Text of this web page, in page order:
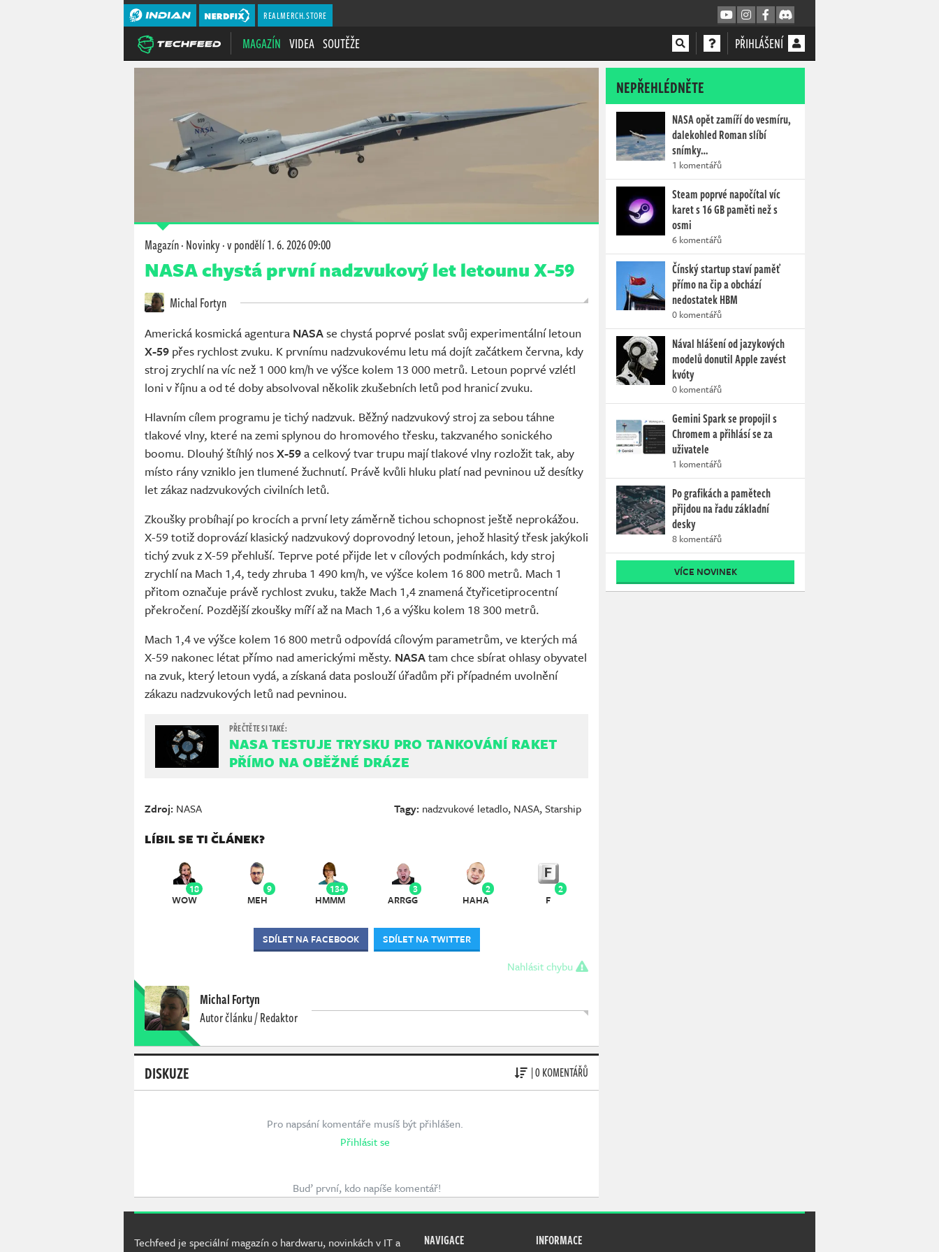
REALMERCH.STORE
MAGAZÍN VIDEA SOUTĚŽE PŘIHLÁŠENÍ
Magazín·Novinky·v pondělí1. 6. 2026 09:00
NASA chystá první nadzvukový let letounu X-59
Michal Fortyn
Americká kosmická agentura NASAse chystá poprvé poslat svůj experimentální letoun
X-59 přes rychlost zvuku. K prvnímu nadzvukovému letu má dojít začátkem června, kdy
stroj zrychlí na víc než 1 000 km/h ve výšce kolem 13 000 metrů. Letoun poprvé vzlétl
loni v říjnu a od té doby absolvoval několik zkušebních letů pod hranicí zvuku.
Hlavním cílem programu je tichý nadzvuk. Běžný nadzvukový stroj za sebou táhne
tlakové vlny, které na zemi splynou do hromového třesku, takzvaného sonického
boomu. Dlouhý štíhlý nosX-59a celkový tvar trupu mají tlakové vlny rozložit tak, aby
místo rány vzniklo jen tlumené žuchnutí. Právě kvůli hluku platí nad pevninou už desítky
let zákaz nadzvukových civilních letů.
Zkoušky probíhají po krocích a první lety záměrně tichou schopnost ještě neprokážou.
X-59 totiž doprovází klasický nadzvukový doprovodný letoun, jehož hlasitý třesk jakýkoli
tichý zvuk z X-59 přehluší. Teprve poté přijde let v cílových podmínkách, kdy stroj
zrychlí na Mach 1,4, tedy zhruba 1 490 km/h, ve výšce kolem 16 800 metrů. Mach 1
přitom označuje právě rychlost zvuku, takže Mach 1,4 znamená čtyřicetiprocentní
překročení. Pozdější zkoušky míří až na Mach 1,6 a výšku kolem 18 300 metrů.
Mach 1,4 ve výšce kolem 16 800 metrů odpovídá cílovým parametrům, ve kterých má
X-59 nakonec létat přímo nad americkými městy. NASAtam chce sbírat ohlasy obyvatel
na zvuk, který letoun vydá, a získaná data poslouží úřadům při případném uvolnění
zákazu nadzvukových letů nad pevninou.
NASA TESTUJE TRYSKU PRO TANKOVÁNÍ RAKET
PŘÍMO NA OBĚŽNÉ DRÁZE
Zdroj: NASA Tagy: nadzvukové letadlo, NASA,Starship
LÍBIL SE TI ČLÁNEK?
18
WOW
9
MEH
134
HMMM
3
ARRGG
2
HAHA
2
F
SDÍLET NA FACEBOOK SDÍLET NA TWITTER
Nahlásit chybu
Michal Fortyn
Autor článku / Redaktor
DISKUZE | 0 KOMENTÁŘŮ
Pro napsání komentáře musíš být přihlášen.
Přihlásit se
Buď první, kdo napíše komentář!
NEPŘEHLÉDNĚTE
NASA opět zamíří do vesmíru,
dalekohled Roman slíbí
snímky…
1 komentářů
Steam poprvé napočítal víc
karet s 16 GB paměti než s
osmi
6 komentářů
Čínský startup staví paměť
přímo na čip a obchází
nedostatek HBM
0 komentářů
Nával hlášení od jazykových
modelů donutil Apple zavést
kvóty
0 komentářů
Gemini Spark se propojil s
Chromem a přihlásí se za
uživatele
1 komentářů
Po grafikách a pamětech
přijdou na řadu základní
desky
8 komentářů
VÍCE NOVINEK
NAVIGACE INFORMACE
Techfeed je speciální magazín o hardwaru, novinkách v IT a